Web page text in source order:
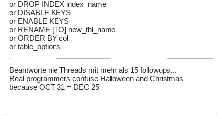
or DROP INDEX index_name
or DISABLE KEYS
or ENABLE KEYS
or RENAME [TO] new_tbl_name
or ORDER BY col
or table_options
Beantworte nie Threads mit mehr als 15 followups...
Real programmers confuse Halloween and Christmas
because OCT 31 = DEC 25